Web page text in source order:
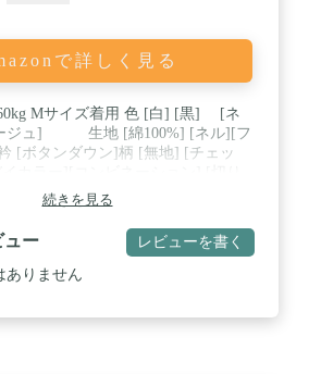
で詳しく見る
60kg Mサイズ着用 色 [白] [黒] [ネ
ジュ] 生地 [綿100%] [ネル][フ
タンダウン]柄 [無地] [チェッ
] タイプ [タイトデザイン][きれい
ュアルシャツ]対象 [メンズ] / M 着
102 肩幅43 首周り39 / L 着丈69 袖
幅44 首周り41 / LL 着丈71 袖丈64 身
周り43
続きを見る
ュー レビューを書く
ありません